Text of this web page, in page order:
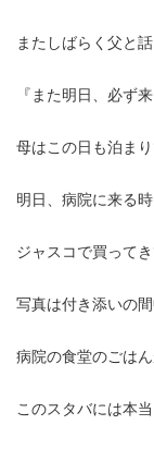
またしばらく父と
『また明日、必ず
母はこの日も泊まり
明日、病院に来る
ジャスコで買ってき
写真は付き添いの
病院の食堂のごは
このスタバには本